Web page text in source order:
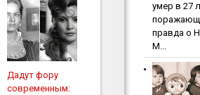
Дадут фору
современным:
умep в 27
пpaвдa o
М...